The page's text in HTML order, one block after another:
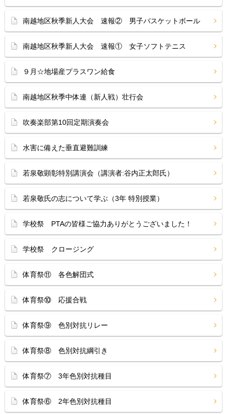
南越地区秋季新人大会 速報② 男子バスケットボール
南越地区秋季新人大会 速報① 女子ソフトテニス
９月☆地場産プラスワン給食
南越地区秋季中体連（新人戦）壮行会
吹奏楽部第10回定期演奏会
水害に備えた垂直避難訓練
若泉敬顕彰特別講演会（講演者:谷内正太郎氏）
若泉敬氏の志について学ぶ（3年 特別授業）
学校祭 PTAの皆様ご協力ありがとうございました！
学校祭 クロージング
体育祭⑪ 各色解団式
体育祭⑩ 応援合戦
体育祭⑨ 色別対抗リレー
体育祭⑧ 色別対抗綱引き
体育祭⑦ 3年色別対抗種目
体育祭⑥ 2年色別対抗種目